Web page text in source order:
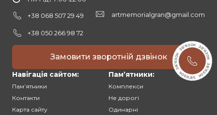
+38 068 507 29 49
+38 050 266 98 72
artmemorialgran@gmail.com
Замовити зворотній дзвінок
Навігація сайтом:
Памʼятники
Контакти
Карта сайту
Памʼятники:
Комплекси
Не дорогі
Одинарні